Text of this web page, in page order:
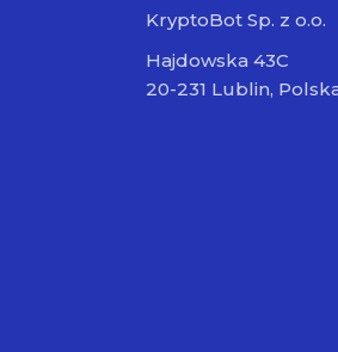
KryptoBot Sp. z o.o.
Hajdowska 43C
20-231 Lublin,